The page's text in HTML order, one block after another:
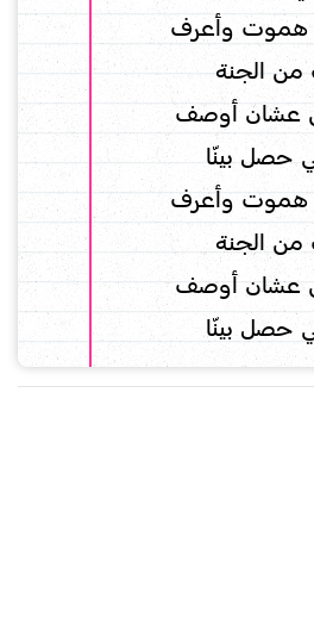
هموت وأعرف
من الجنة
عشان أوصف
حصل بينّا
هموت وأعرف
من الجنة
عشان أوصف
حصل بينّا